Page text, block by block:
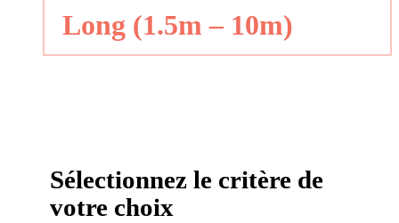
Long (1.5m – 10m)
Sélectionnez le critère de
votre choix